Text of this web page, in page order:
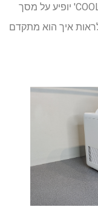
קובעת מתי התערובת מוכנה, הוא יצפצף ו'COOL' יופיע על מסך
איך הוא מתקדם